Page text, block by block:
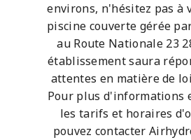
environs, n'hésitez pas à
piscine couverte gérée
au Route Nationale 23
établissement saura
attentes en matière de
Pour plus d'informations
les tarifs et horaires
pouvez contacter